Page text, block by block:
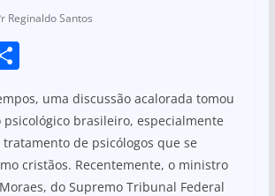
Reginaldo Santos
S
ar
e
uma discussão acalorada tomou
psicológico brasileiro, especialmente
de psicólogos que se
cristãos. Recentemente, o ministro
do Supremo Tribunal Federal